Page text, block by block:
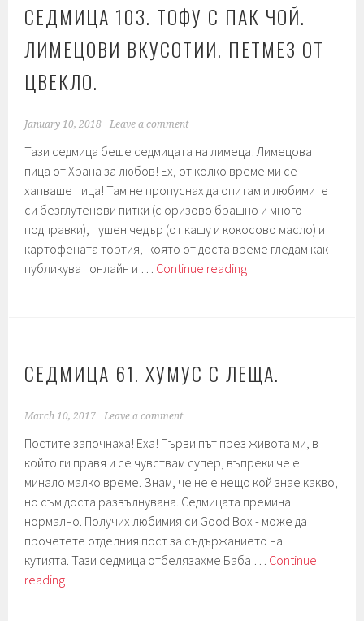
СЕДМИЦА 103. ТОФУ С ПАК ЧОЙ.
ЛИМЕЦОВИ ВКУСОТИИ. ПЕТМЕЗ ОТ
ЦВЕКЛО.
January 10, 2018 Leave a comment
Тази седмица беше седмицата на лимеца! Лимецова
пица от Храна за любов! Ех, от колко време ми се
хапваше пица! Там не пропуснах да опитам и любимите
си безглутенови питки (с оризово брашно и много
подправки), пушен чедър (от кашу и кокосово масло) и
картофената тортия, която от доста време гледам как
публикуват онлайн и … Continue readingСедмица
чой.
Лимецови
от
цвекло.
СЕДМИЦА 61. ХУМУС С ЛЕЩА.
March 10, 2017 Leave a comment
Постите започнаха! Еха! Първи път през живота ми, в
който ги правя и се чувствам супер, въпреки че е
минало малко време. Знам, че не е нещо кой знае какво,
но съм доста развълнувана. Седмицата премина
нормално. Получих любимия си Good Box - може да
прочетете отделния пост за съдържанието на
кутията. Тази седмица отбелязахме Баба … Continue
readingСедмица